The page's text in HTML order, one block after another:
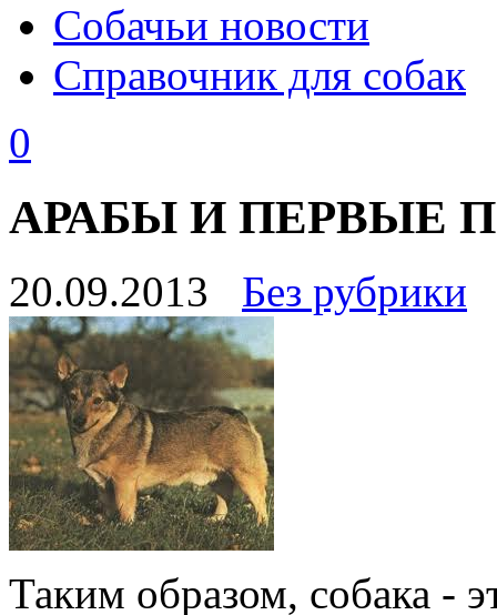
Собачьи новости
Справочник для собак
0
АРАБЫ И ПЕРВЫЕ
20.09.2013 Без рубрики
Таким образом, собака -